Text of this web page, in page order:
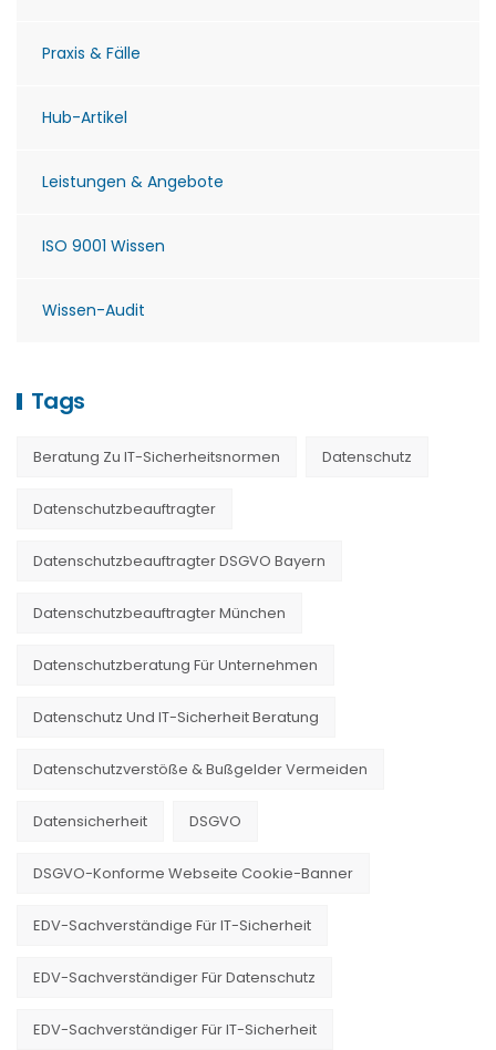
Praxis & Fälle
Hub-Artikel
Leistungen & Angebote
ISO 9001 Wissen
Wissen-Audit
Tags
Beratung Zu IT-Sicherheitsnormen Datenschutz
Datenschutzbeauftragter
Datenschutzbeauftragter DSGVO Bayern
Datenschutzbeauftragter München
Datenschutzberatung Für Unternehmen
Datenschutz Und IT-Sicherheit Beratung
Datenschutzverstöße & Bußgelder Vermeiden
Datensicherheit DSGVO
DSGVO-Konforme Webseite Cookie-Banner
EDV-Sachverständige Für IT-Sicherheit
EDV-Sachverständiger Für Datenschutz
EDV-Sachverständiger Für IT-Sicherheit